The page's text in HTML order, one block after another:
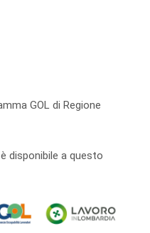
GOL di Regione
disponibile a questo